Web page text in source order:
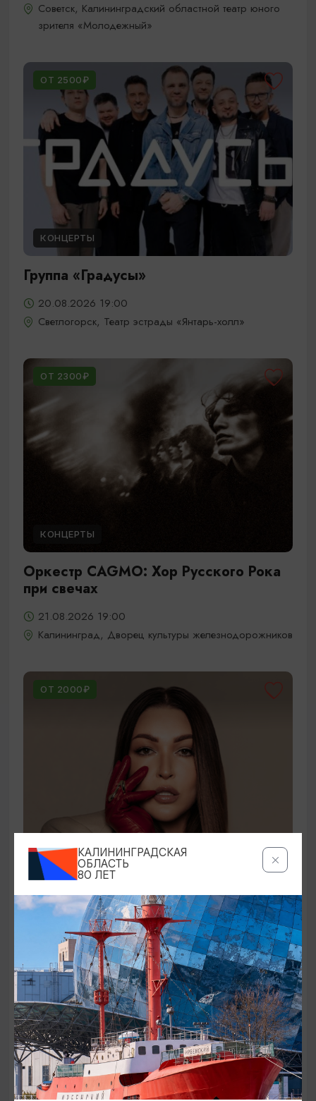
Советск, Калининградский областной театр юного
зрителя «Молодежный»
ОТ 2500₽
КОНЦЕРТЫ
Группа «Градусы»
20.08.2026 19:00
Светлогорск, Театр эстрады «Янтарь-холл»
ОТ 2300₽
КОНЦЕРТЫ
Оркестр CAGMO: Хор Русского Рока
при свечах
21.08.2026 19:00
Калининград, Дворец культуры железнодорожников
ОТ 2000₽
КОНЦЕРТЫ
Ирина Дубцова
21.08.2026 19:00
Светлогорск, Театр эстрады «Янтарь-холл»
ОТ 60₽
КАЛИНИНГРАДСКАЯ
ОБЛАСТЬ
80 ЛЕТ